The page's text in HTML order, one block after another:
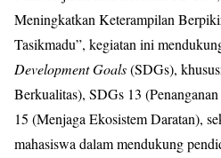
Meningkatkan Keterampilan
Tasikmadu”, kegiatan ini
Development Goals(SDGs),
Berkualitas), SDGs 13
15 (Menjaga Ekosistem Daratan),
mahasiswa dalam mendukung